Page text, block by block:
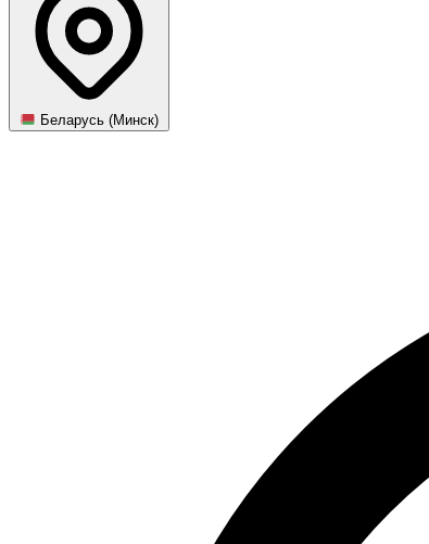
Беларусь (Минск)